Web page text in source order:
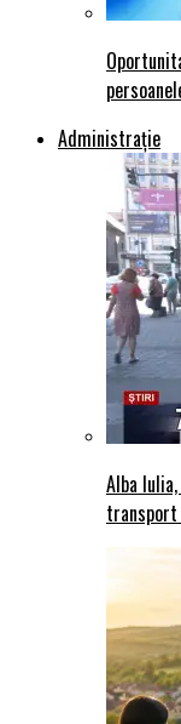
Administraţie
Alba